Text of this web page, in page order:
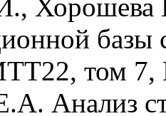
Хорошева
базы
том 7,
Анализ